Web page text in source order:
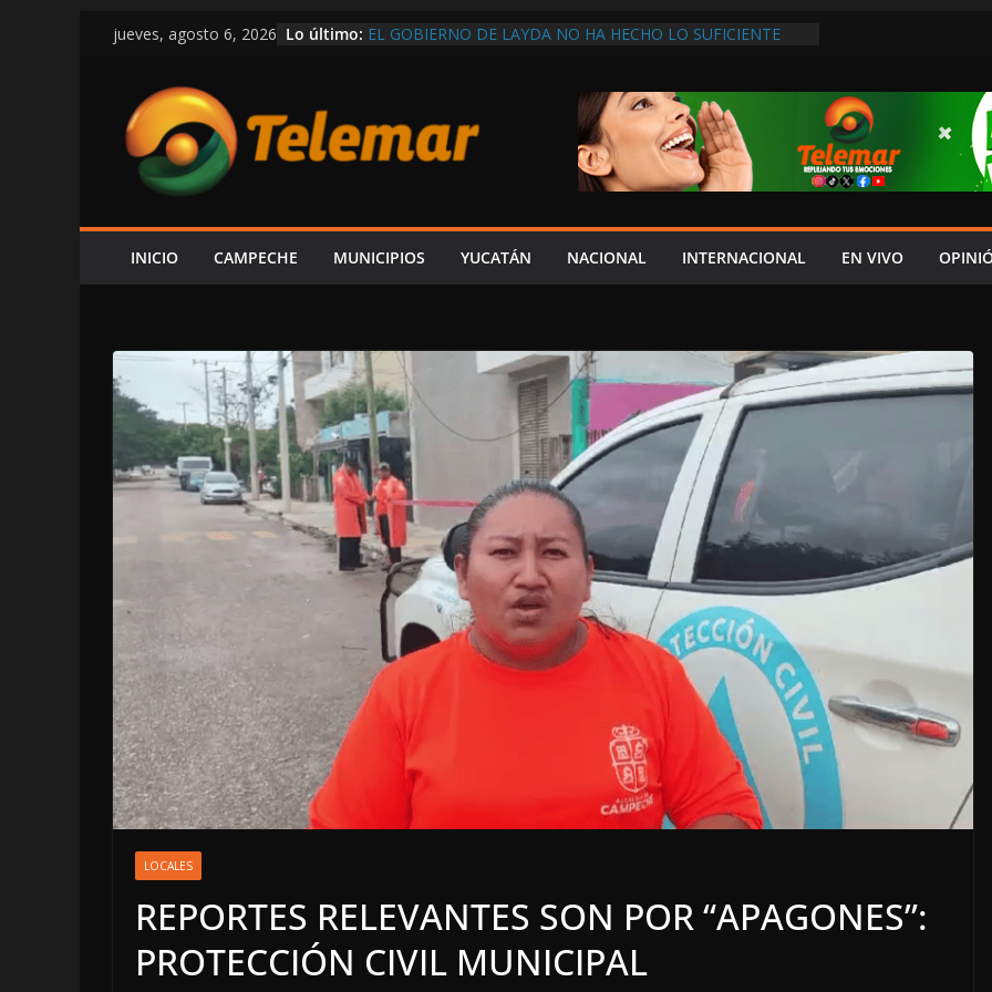
Saltar
contenido
jueves, agosto 6, 2026 Lo último: EL GOBIERNO DE LAYDA NO HA HECHO LO SUFICIENTE
VEDA DE CAMARÓN Y ROBOLO GOLPEA A PESCADORES
RIBEREÑOS; INGRESOS FAMILIARES SE REDUCEN
EXGOBERNADOR ÁNGEL “N” FUE DETENIDO POR
ORDENAR LA DESTRUCCIÓN DE EVIDENCIAS PARA
FGR
¡SE ESTÁ SALIENDO DAE CONTROL! REPORTAN
INICIO CAMPECHE MUNICIPIOS YUCATÁN NACIONAL INTERNACIONAL EN VIVO
LOCALES
REPORTES RELEVANTES SON POR “APAGONES”:
PROTECCIÓN CIVIL MUNICIPAL
LOCALES OPINIÓN
5 agosto, 2026
LOCALES OPINIÓN
6 agosto, 2026